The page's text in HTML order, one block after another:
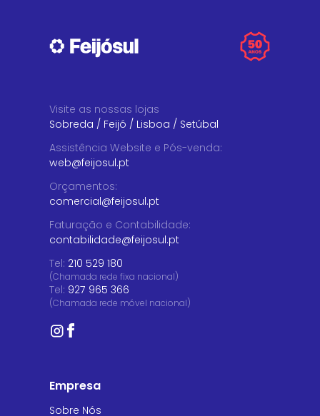
Visite as nossas lojas
Sobreda / Feijó / Lisboa / Setúbal
Assistência Website e Pós-venda:
web@feijosul.pt
Orçamentos:
comercial@feijosul.pt
Faturação e Contabilidade:
contabilidade@feijosul.pt
Tel: 210 529 180
(Chamada rede fixa nacional)
Tel: 927 965 366
(Chamada rede móvel nacional)
Empresa
Sobre Nós